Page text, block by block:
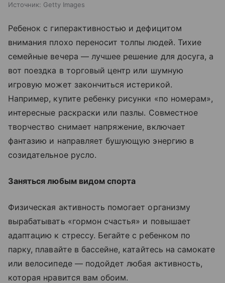
Источник: Getty Images
Ребенок с гиперактивностью и дефицитом
внимания плохо переносит толпы людей. Тихие
семейные вечера — лучшее решение для досуга, а
вот поездка в торговый центр или шумную
игровую может закончиться истерикой.
Например, купите ребенку рисунки «по номерам»,
интересные раскраски или пазлы. Совместное
творчество снимает напряжение, включает
фантазию и направляет бушующую энергию в
созидательное русло.
Заняться любым видом спорта
Физическая активность помогает организму
вырабатывать «гормон счастья» и повышает
адаптацию к стрессу. Бегайте с ребенком по
парку, плавайте в бассейне, катайтесь на самокате
или велосипеде — подойдет любая активность,
которая нравится вам обоим.